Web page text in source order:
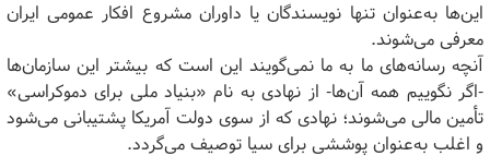
این‌ها به‌عنوان تنها نویسندگان یا داوران مشروع افکار عمومی ایران
معرفی می‌شوند.
آنچه رسانه‌های ما به ما نمی‌گویند این است که بیشتر این سازمان‌ها
-اگر نگوییم همه آن‌ها- از نهادی به نام «بنیاد ملی برای دموکراسی»
تأمین مالی می‌شوند؛ نهادی که از سوی دولت آمریکا پشتیبانی می‌شود
و اغلب به‌عنوان پوششی برای سیا توصیف می‌گردد.